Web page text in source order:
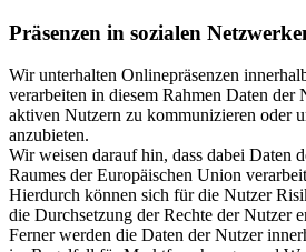
Präsenzen in sozialen
Wir unterhalten Onlinepräsenzen
verarbeiten in diesem Rahmen Daten der
aktiven Nutzern zu kommunizieren oder
anzubieten.
Wir weisen darauf hin, dass dabei Daten
Raumes der Europäischen Union
Hierdurch können sich für die Nutzer
die Durchsetzung der Rechte der Nutzer
Ferner werden die Daten der Nutzer